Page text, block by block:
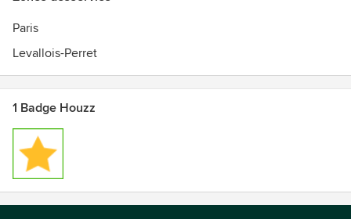
Paris
Levallois-Perret
1 Badge Houzz